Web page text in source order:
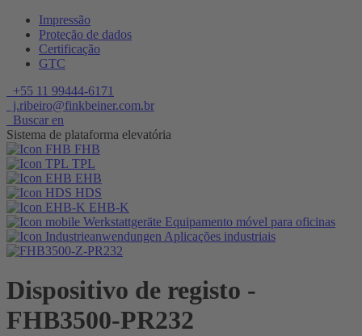
Impressão
Proteção de dados
Certificação
GTC
+55 11 99444-6171
j.ribeiro@finkbeiner.com.br
Buscar en
Sistema de plataforma elevatória
FHB
TPL
EHB
HDS
EHB-K
Equipamento móvel para oficinas
Aplicações industriais
Dispositivo de registo -
FHB3500-PR232